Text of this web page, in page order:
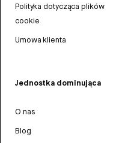
Polityka dotycząca plików
cookie
Umowa klienta
Jednostka dominująca
O nas
Blog